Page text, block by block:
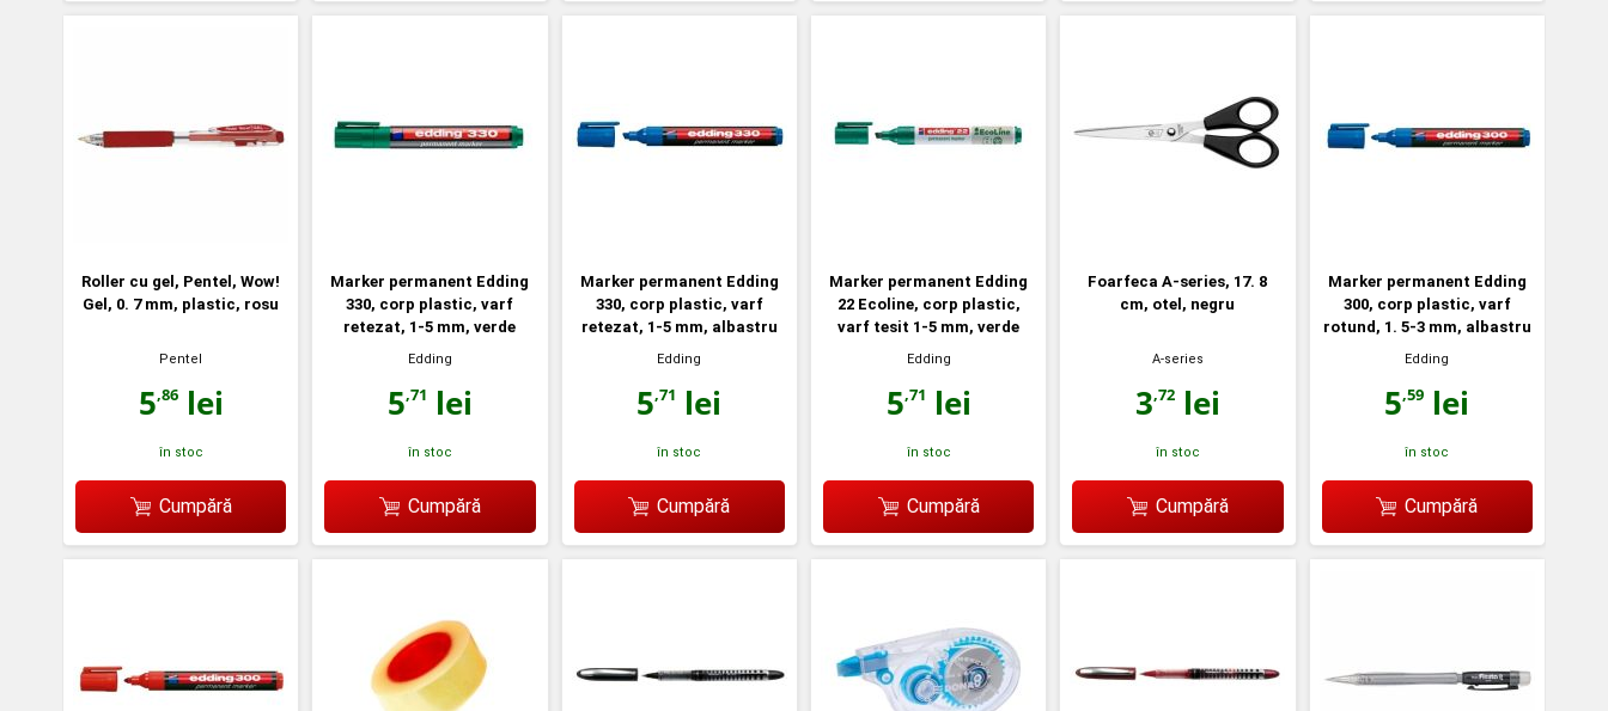
Roller cu gel, Pentel, Wow!
Gel, 0. 7 mm, plastic, rosu
Pentel
5,86lei
în stoc
Cumpără
Marker permanent Edding
330, corp plastic, varf
retezat, 1-5 mm, verde
Edding
5,71 lei
în stoc
Cumpără
Marker permanent Edding
330, corp plastic, varf
retezat, 1-5 mm, albastru
Edding
5,71 lei
în stoc
Cumpără
Marker permanent Edding
22 Ecoline, corp plastic,
varf tesit 1-5 mm, verde
Edding
5,71 lei
în stoc
Cumpără
Foarfeca A-series, 17. 8
cm, otel, negru
A-series
3,72lei
în stoc
Cumpără
Marker permanent Edding
300, corp plastic, varf
rotund, 1. 5-3 mm, albastru
Edding
5,59 lei
în stoc
Cumpără